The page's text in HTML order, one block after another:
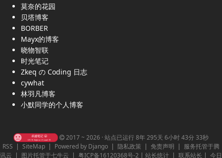
莫奈的花园
贝塔博客
BORBER
Mayx的博客
晓物智联
时光笔记
Zkeq の Coding 日志
cywhat
林羽凡博客
小默同学的个人博客
2017 ~ 2026 · 站点已运行 8年 295天 6小时 43分 33秒
RSS | SiteMap | Powered by Django | 隐私政策 | 免责声明 | 服务托管于腾
讯云 | 图片托管于七牛云 | 粤ICP备16120368号-2 | 站长统计 | 联系站长 | 今日